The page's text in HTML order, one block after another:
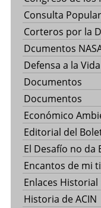
Consulta
Corteros por la
Dcumentos
Defensa a la Vida
Documentos
Documentos
Económico
Editorial del
El Desafío no da
Encantos de mi
Enlaces Historial
Historia de ACIN